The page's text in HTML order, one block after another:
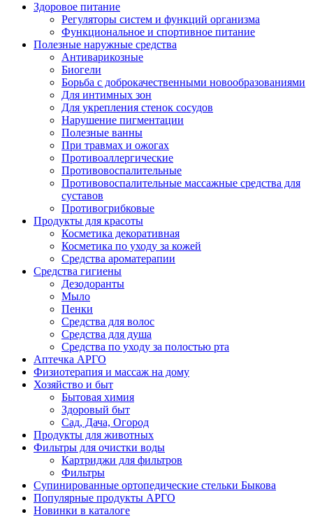
Здоровое питание
Регуляторы систем и функций организма
Функциональное и спортивное питание
Полезные наружные средства
Антиварикозные
Биогели
Борьба с доброкачественными новообразованиями
Для интимных зон
Для укрепления стенок сосудов
Нарушение пигментации
Полезные ванны
При травмах и ожогах
Противоаллергические
Противовоспалительные
Противовоспалительные массажные средства для
суставов
Противогрибковые
Продукты для красоты
Косметика декоративная
Косметика по уходу за кожей
Средства ароматерапии
Средства гигиены
Дезодоранты
Мыло
Пенки
Средства для волос
Средства для душа
Средства по уходу за полостью рта
Аптечка АРГО
Физиотерапия и массаж на дому
Хозяйство и быт
Бытовая химия
Здоровый быт
Сад, Дача, Огород
Продукты для животных
Фильтры для очистки воды
Картриджи для фильтров
Фильтры
Супинированные ортопедические стельки Быкова
Популярные продукты АРГО
Новинки в каталоге